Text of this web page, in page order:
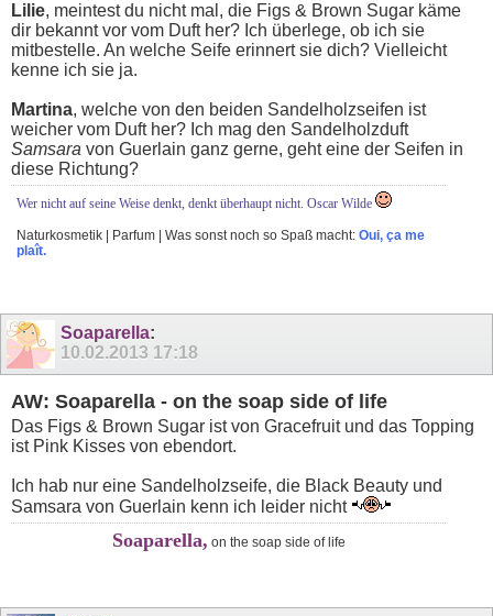
Lilie, meintest du nicht mal, die Figs & Brown Sugar käme
dir bekannt vor vom Duft her? Ich überlege, ob ich sie
mitbestelle. An welche Seife erinnert sie dich? Vielleicht
kenne ich sie ja.
Martina, welche von den beiden Sandelholzseifen ist
weicher vom Duft her? Ich mag den Sandelholzduft
Samsara von Guerlain ganz gerne, geht eine der Seifen in
diese Richtung?
Wer nicht auf seine Weise denkt, denkt überhaupt nicht. Oscar Wilde
Naturkosmetik | Parfum | Was sonst noch so Spaß macht: Oui, ça me
plaît.
Soaparella:
10.02.2013 17:18
AW: Soaparella - on the soap side of life
Das Figs & Brown Sugar ist von Gracefruit und das Topping
ist Pink Kisses von ebendort.
Ich hab nur eine Sandelholzseife, die Black Beauty und
Samsara von Guerlain kenn ich leider nicht
Soaparella, on the soap side of life